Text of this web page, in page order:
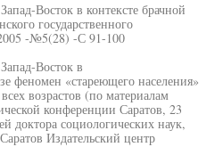
Восток в контексте брачной
государственного
2005 -№5(28) -С 91-100
Восток в
феномен «стареющего населения»
возрастов (по материалам
конференции Саратов, 23
доктора социологических наук,
Издательский центр